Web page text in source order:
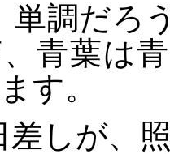
単調だろ
青葉は
す。
差しが、